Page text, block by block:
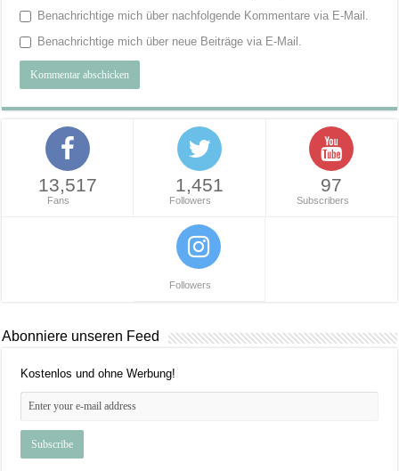
Benachrichtige mich über nachfolgende Kommentare via E-Mail.
Benachrichtige mich über neue Beiträge via E-Mail.
13,517
Fans
1,451
Followers
97
Subscribers
Followers
Abonniere unseren Feed
Kostenlos und ohne Werbung!